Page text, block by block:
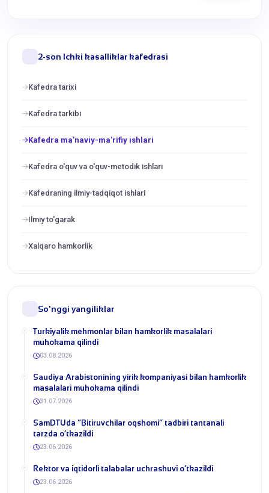
2-son Ichki kasalliklar kafedrasi
Kafedra tarixi
Kafedra tarkibi
Kafedra ma'naviy-ma'rifiy ishlari
Kafedra o'quv va o'quv-metodik ishlari
Kafedraning ilmiy-tadqiqot ishlari
Ilmiy to'garak
Xalqaro hamkorlik
So'nggi yangiliklar
Turkiyalik mehmonlar bilan hamkorlik masalalari
muhokama qilindi
03.08.2026
​Saudiya Arabistonining yirik kompaniyasi bilan hamkorlik
masalalari muhokama qilindi
31.07.2026
​SamDTUda “Bitiruvchilar oqshomi” tadbiri tantanali
tarzda o‘tkazildi
23.06.2026
​Rektor va iqtidorli talabalar uchrashuvi o‘tkazildi
23.06.2026